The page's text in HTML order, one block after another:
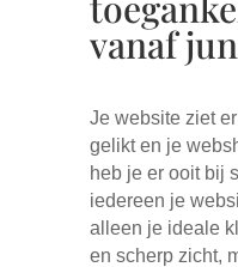
vanaf
Je website ziet
gelikt en je
heb je er ooit bij
iedereen je
alleen je ideale
en scherp zicht,